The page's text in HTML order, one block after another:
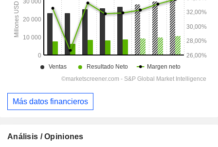
Más datos financieros
Análisis / Opiniones